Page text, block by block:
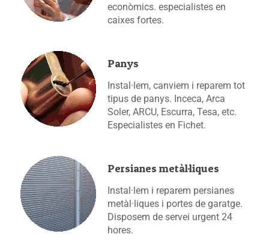
econòmics. especialistes en
caixes fortes.
Panys
Instal·lem, canviem i reparem tot
tipus de panys. Inceca, Arca
Soler, ARCU, Escurra, Tesa, etc.
Especialistes en Fichet.
Persianes metàl·liques
Instal·lem i reparem persianes
metàl·liques i portes de garatge.
Disposem de servei urgent 24
hores.